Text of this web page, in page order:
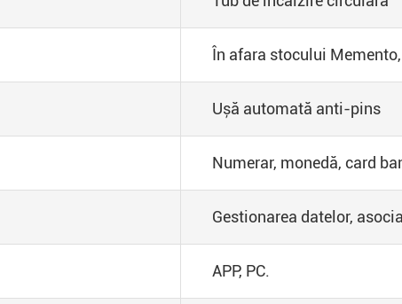
În afara stocului
Ușă automată anti-pins
Numerar, monedă, card
Gestionarea datelor,
APP, PC.